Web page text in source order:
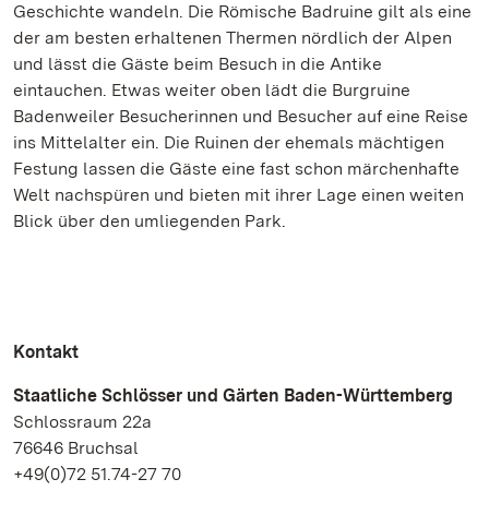
Geschichte wandeln. Die Römische Badruine gilt als eine
der am besten erhaltenen Thermen nördlich der Alpen
und lässt die Gäste beim Besuch in die Antike
eintauchen. Etwas weiter oben lädt die Burgruine
Badenweiler Besucherinnen und Besucher auf eine Reise
ins Mittelalter ein. Die Ruinen der ehemals mächtigen
Festung lassen die Gäste eine fast schon märchenhafte
Welt nachspüren und bieten mit ihrer Lage einen weiten
Blick über den umliegenden Park.
Kontakt
Staatliche Schlösser und Gärten Baden-Württemberg
Schlossraum 22a
76646 Bruchsal
+49(0)72 51.74-27 70